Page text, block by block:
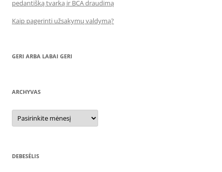
pedantišką tvarką ir BCA draudimą
Kaip pagerinti užsakymų valdymą?
GERI ARBA LABAI GERI
ARCHYVAS
Archyvas
DEBESĖLIS